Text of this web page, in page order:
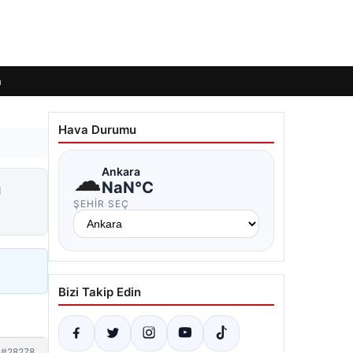
Hava Durumu
☁Ankara
NaN°C
ŞEHIR SEÇ
Bizi Takip Edin